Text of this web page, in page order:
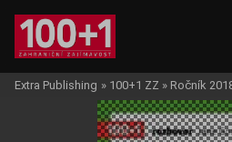
Extra Publishing » 100+1 ZZ » Ročník